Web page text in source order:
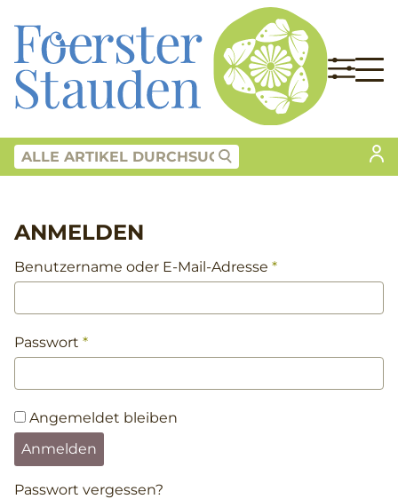
ANMELDEN
Benutzername oder E-Mail-Adresse *
Passwort *
Angemeldet bleiben
Anmelden
Passwort vergessen?